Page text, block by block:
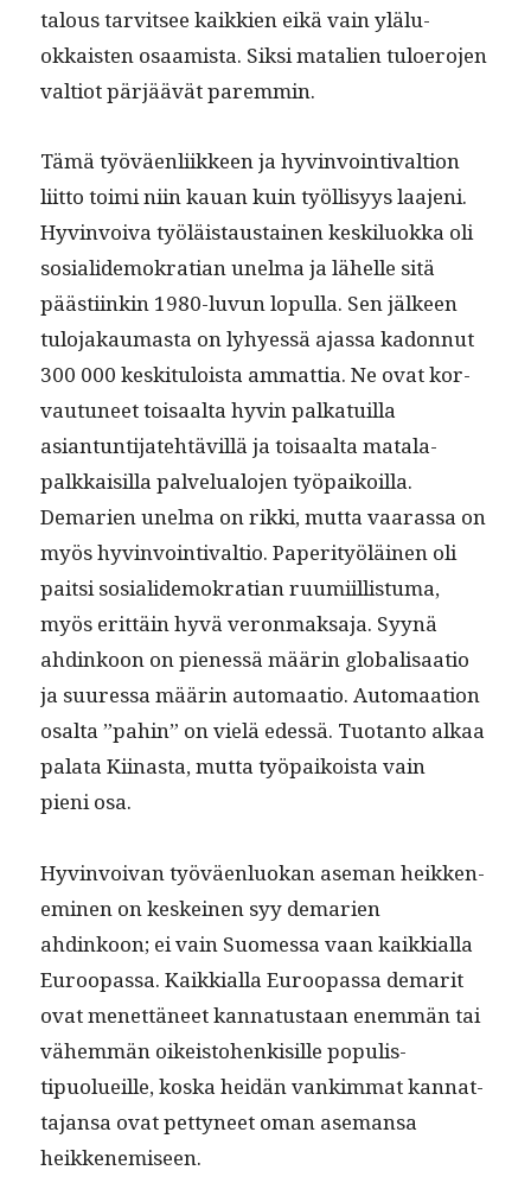
talous tarvit­see kaikkien eikä vain ylälu­
okkaisten osaamista. Sik­si matal­ien tulo­ero­jen
val­tiot pär­jäävät paremmin.
Tämä työväen­li­ik­keen ja hyv­in­voin­ti­val­tion
liit­to toi­mi niin kauan kuin työl­lisyys laa­jeni.
Hyv­in­voi­va työläis­taus­tainen keskilu­ok­ka oli
sosialidemokra­t­ian unel­ma ja lähelle sitä
päästi­inkin 1980-luvun lop­ul­la. Sen jäl­keen
tulo­jakau­mas­ta on lyhyessä ajas­sa kadon­nut
300 000 keski­t­u­loista ammat­tia. Ne ovat kor­
vau­tuneet toisaal­ta hyvin palka­tu­il­la
asiantun­ti­jate­htävil­lä ja toisaal­ta mata­la­
palkkaisil­la palvelu­alo­jen työ­paikoil­la.
Demarien unel­ma on rik­ki, mut­ta vaaras­sa on
myös hyv­in­voin­ti­val­tio. Paper­i­työläi­nen oli
pait­si sosialidemokra­t­ian ruumi­il­lis­tu­ma,
myös erit­täin hyvä veron­mak­sa­ja. Syynä
ahdinkoon on pienessä määrin glob­al­isaa­tio
ja suures­sa määrin automaa­tio. Automaa­tion
osalta ”pahin” on vielä edessä. Tuotan­to alkaa
pala­ta Kiinas­ta, mut­ta työ­paikoista vain
pieni osa.
Hyv­in­voivan työväen­lu­okan ase­man heikken­
e­m­i­nen on keskeinen syy demarien
ahdinkoon; ei vain Suomes­sa vaan kaikkial­la
Euroopas­sa. Kaikkial­la Euroopas­sa demar­it
ovat menet­täneet kan­na­tus­taan enem­män tai
vähem­män oikeis­to­henkisille pop­ulis­
tipuolueille, kos­ka hei­dän vankim­mat kan­nat­
ta­jansa ovat pet­tyneet oman ase­mansa
heikkenemiseen.